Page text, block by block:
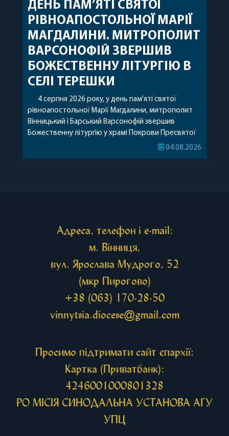
ДЕНЬ ПАМ’ЯТІ СВЯТОЇ
РІВНОАПОСТОЛЬНОЇ МАРІЇ
МАГДАЛИНИ. МИТРОПОЛИТ
ВАРСОНОФІЙ ЗВЕРШИВ
БОЖЕСТВЕННУ ЛІТУРГІЮ В
СЕЛІ ТЕРЕШКИ
4 серпня 2026 року, у день пам’яті святої
рівноапостольної Марії Магдалини, митрополит
Вінницький і Барський Варсонофій звершив
Божественну літургію у храмі Покрови Пресвятої
Богородиці села Терешки Барського благочиння.
04.08.2026
Адреса, телефон і e-mail:
м. Вінниця,
вул. Ярослава Мудрого, 52
(мкр Пирогово)
+38 (063) 170-28-50
vinnytsia.diocese@gmail.com
Просимо підтримати сайт єпархії:
Картка (Приватбанк):
4246001000801328
РО МIСIЯ СИНОДАЛЬНА УСТАНОВА АГУ
УПЦ